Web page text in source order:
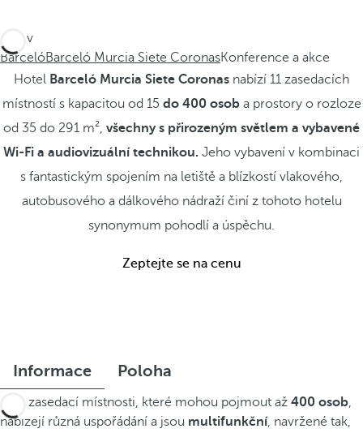
Jste v
BarcelóBarceló Murcia Siete CoronasKonference a akce
Hotel Barceló Murcia Siete Coronas nabízí 11 zasedacích
místností s kapacitou od 15 do 400 osoba prostory o rozloze
od 35 do 291 m², všechny s přirozeným světlem a vybavené
Wi-Fi a audiovizuální technikou. Jeho vybavení v kombinaci
s fantastickým spojením na letiště a blízkostí vlakového,
autobusového a dálkového nádraží činí z tohoto hotelu
synonymum pohodlí a úspěchu.
Zeptejte se na cenu
Informace Poloha
Tyto zasedací místnosti, které mohou pojmout až 400 osob,
nabízejí různá uspořádání a jsou multifunkční, navržené tak,